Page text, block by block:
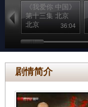
《我爱你 中国》
第十三集 北京
北京
36:04
剧情简介